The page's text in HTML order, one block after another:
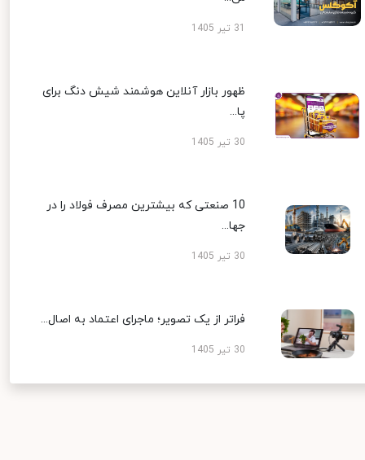
ظهور بازار آنلاین هوشمند شیش دنگ برای
پا...
30 تیر 1405
10 صنعتی که بیشترین مصرف فولاد را در
جها...
30 تیر 1405
فراتر از یک تصویر؛ ماجرای اعتماد به اصال...
30 تیر 1405